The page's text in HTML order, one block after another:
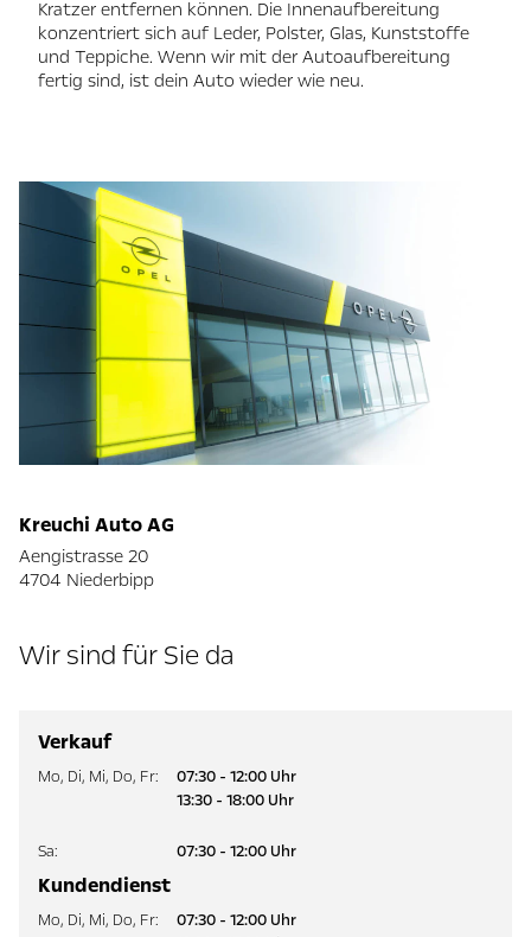
Kratzer entfernen können. Die Innenaufbereitung
konzentriert sich auf Leder, Polster, Glas, Kunststoffe
und Teppiche. Wenn wir mit der Autoaufbereitung
fertig sind, ist dein Auto wieder wie neu.
Kreuchi Auto AG
Aengistrasse 20
4704 Niederbipp
Wir sind für Sie da
Verkauf
Mo, Di, Mi, Do, Fr:
07:30 - 12:00 Uhr
13:30 - 18:00 Uhr
Sa: 07:30 - 12:00 Uhr
Kundendienst
Mo, Di, Mi, Do, Fr:
07:30 - 12:00 Uhr